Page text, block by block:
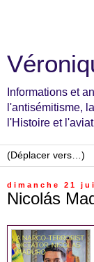
Informations et
l'antisémitisme,
l'Histoire et
dimanche 21
Nicolás